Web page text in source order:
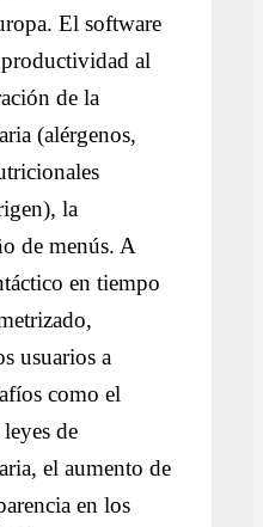
El software
al
de la
(alérgenos,
la
de menús. A
en tiempo
usuarios a
como el
de
el aumento de
en los